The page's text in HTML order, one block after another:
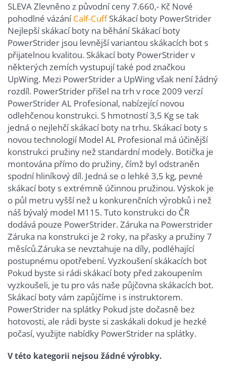
SLEVA Zlevněno z původní ceny 7.660,- Kč Nové
pohodlné vázáníCalf-CuffSkákací boty PowerStrider
Nejlepší skákací boty na běhání Skákací boty
PowerStrider jsou levnější variantou skákacích bot s
přijatelnou kvalitou. Skákací boty PowerStrider v
některých zemích vystupují také pod značkou
UpWing. Mezi PowerStrider a UpWing však není žádný
rozdíl. PowerStrider přišel na trh v roce 2009 verzí
PowerStrider AL Profesional, nabízející novou
odlehčenou konstrukci. S hmotností 3,5 Kg se tak
jedná o nejlehčí skákací boty na trhu. Skákací boty s
novou technologií Model AL Profesional má účinější
konstrukci pružiny než standardní modely. Botička je
montována přímo do pružiny, čímž byl odstraněn
spodní hliníkový díl. Jedná se o lehké 3,5 kg, pevné
skákací boty s extrémně účinnou pružinou. Výskok je
o půl metru vyšší než u konkurenčních výrobků i než
náš bývalý model M115. Tuto konstrukci do ČR
dodává pouze PowerStrider. Záruka na Powerstrider
Záruka na konstrukci je 2 roky, na přasky a pružiny 7
měsíců.Záruka se nevztahuje na díly, podléhající
postupnému opotřebení. Vyzkoušení skákacích bot
Pokud byste si rádi skákací boty před zakoupením
vyzkoušeli, je tu pro vás naše půjčovna skákacích bot.
Skákací boty vám zapůjčíme i s instruktorem.
PowerStrider na splátky Pokud jste dočasně bez
hotovosti, ale rádi byste si zaskákali dokud je hezké
počasí, využijte nabídky PowerStrider na splátky.